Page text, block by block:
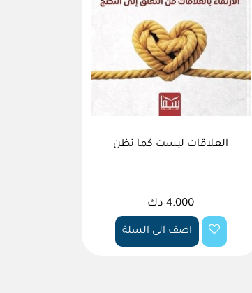
العلاقات ليست كما تظن
4.000 دك
اضف الى السلة